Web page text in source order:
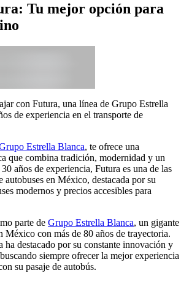
Tu mejor opción para
con Futura, una línea de Grupo Estrella
de experiencia en el transporte de
Estrella Blanca, te ofrece una
que combina tradición, modernidad y un
años de experiencia, Futura es una de las
autobuses en México, destacada por su
modernos y precios accesibles para
parte de Grupo Estrella Blanca, un gigante
México con más de 80 años de trayectoria.
ha destacado por su constante innovación y
siempre ofrecer la mejor experiencia
su pasaje de autobús.